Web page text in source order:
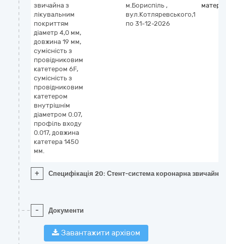
звичайна з
лікувальним
покриттям
діаметр 4,0 мм,
довжина 19 мм,
сумісність з
провідниковим
катетером 6F,
сумісність з
провідниковим
катетером
внутрішнім
діаметром 0.07,
профіль входу
0.017, довжина
катетера 1450
мм.
м.Бориспіль ,
вул.Котляревського,1
по 31-12-2026
+ Специфікація 20: Стент-система коронарна
- Документи
Завантажити архівом